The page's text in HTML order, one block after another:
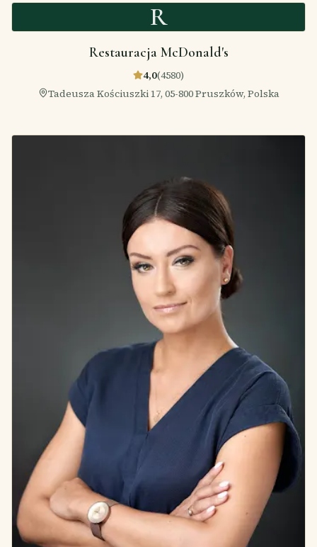
R
Restauracja McDonald's
4,0(4580)
Tadeusza Kościuszki 17, 05-800 Pruszków, Polska